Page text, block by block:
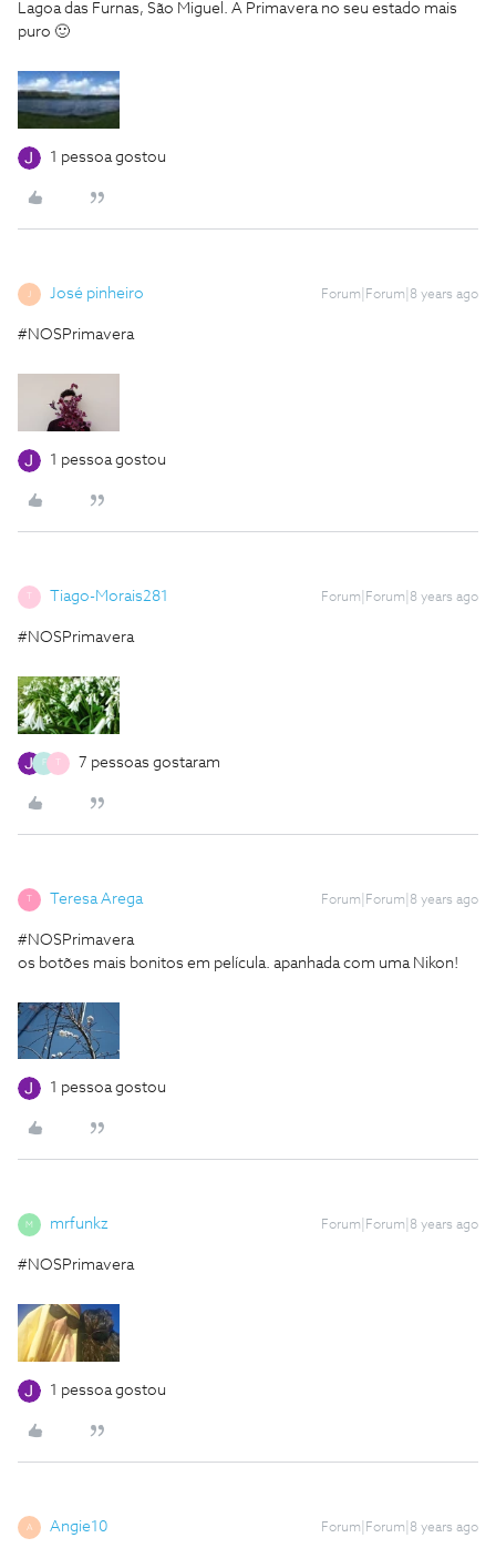
Lagoa das Furnas, São Miguel. A Primavera no seu estado mais
puro 🙂
1 pessoa gostou
J José pinheiro Forum|Forum|8 years ago
#NOSPrimavera
1 pessoa gostou
Tiago-Morais281 Forum|Forum|8 years ago
#NOSPrimavera
7 pessoas gostaram
Teresa Arega Forum|Forum|8 years ago
#NOSPrimavera
os botões mais bonitos em película. apanhada com uma Nikon!
1 pessoa gostou
M mrfunkz Forum|Forum|8 years ago
#NOSPrimavera
1 pessoa gostou
A Angie10 Forum|Forum|8 years ago